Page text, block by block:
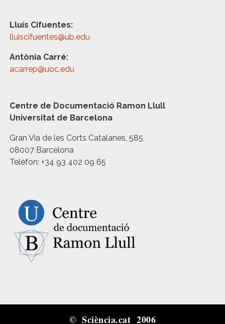
Lluís Cifuentes:
lluiscifuentes@ub.edu
Antònia Carré:
acarrep@uoc.edu
Centre de Documentació Ramon Llull
Universitat de Barcelona
Gran Via de les Corts Catalanes, 585
08007 Barcelona
Telèfon: +34 93 402 09 65
© Sciència.cat 2006